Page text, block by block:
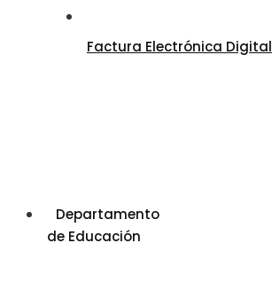
Factura Electrónica Digital
Departamento
de Educación